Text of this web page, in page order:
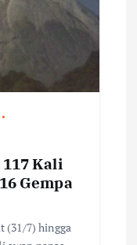
Kali
Gempa
(31/7) hingga